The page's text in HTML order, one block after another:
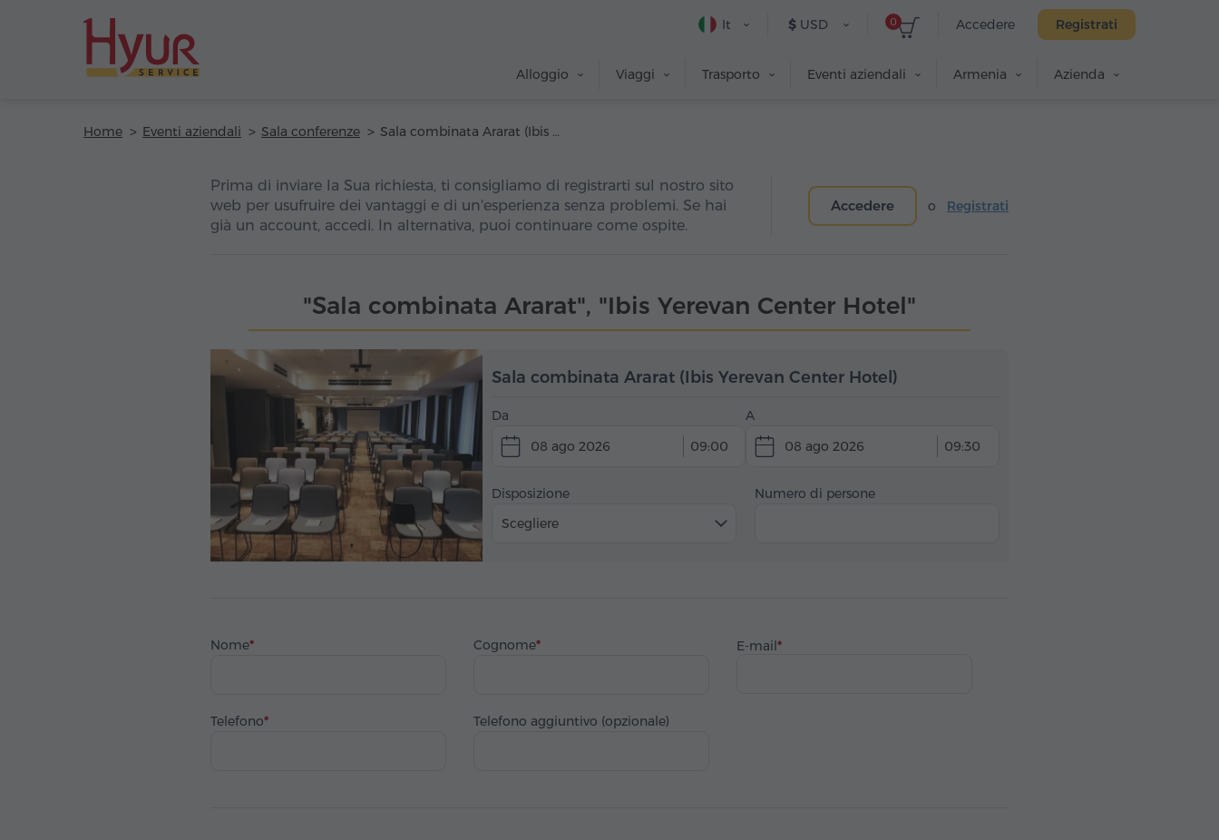
Accedere Registrati
0
$ USD
It
Alloggio Viaggi Trasporto Eventi aziendali Armenia Azienda
Home Eventi aziendali Sala conferenze Sala combinata Ararat (Ibis Yerevan Center Hotel)
Prima di inviare la Sua richiesta, ti consigliamo di registrarti sul nostro sito
web per usufruire dei vantaggi e di un'esperienza senza problemi. Se hai
già un account, accedi. In alternativa, puoi continuare come ospite.
Accedere o Registrati
"Sala combinata Ararat", "Ibis Yerevan Center Hotel"
Sala combinata Ararat (Ibis Yerevan Center Hotel)
Da
08 ago 2026
09:00
A
08 ago 2026
09:30
Disposizione
Scegliere
Numero di persone
Nome Cognome E-mail
Telefono Telefono aggiuntivo (opzionale)